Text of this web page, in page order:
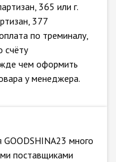
365 или г.
377
по треминалу,
счёту
чем оформить
у менеджера.
много
поставщиками